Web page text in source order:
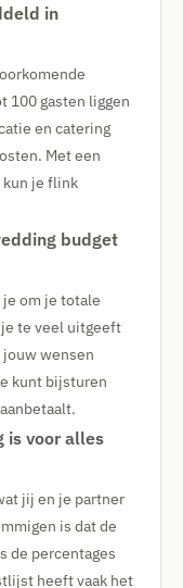
in
100 gasten liggen
en catering
Met een
kun je flink
budget
om je totale
te veel uitgeeft
wensen
kunt bijsturen
is voor alles
jij en je partner
is dat de
de percentages
heeft vaak het